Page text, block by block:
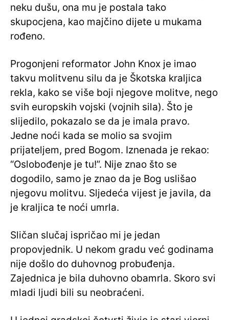
neku dušu, ona mu je postala tako
skupocjena, kao majčino dijete u mukama
rođeno.
Progonjeni reformator John Knox je imao
takvu molitvenu silu da je Škotska kraljica
rekla, kako se više boji njegove molitve, nego
svih europskih vojski (vojnih sila). Što je
slijedilo, pokazalo se da je imala pravo.
Jedne noći kada se molio sa svojim
prijateljem, pred Bogom. Iznenada je rekao:
“Oslobođenje je tu!”. Nije znao što se
dogodilo, samo je znao da je Bog uslišao
njegovu molitvu. Sljedeća vijest je javila, da
je kraljica te noći umrla.
Sličan slučaj ispričao mi je jedan
propovjednik. U nekom gradu već godinama
nije došlo do duhovnog probuđenja.
Zajednica je bila duhovno obamrla. Skoro svi
mladi ljudi bili su neobraćeni.